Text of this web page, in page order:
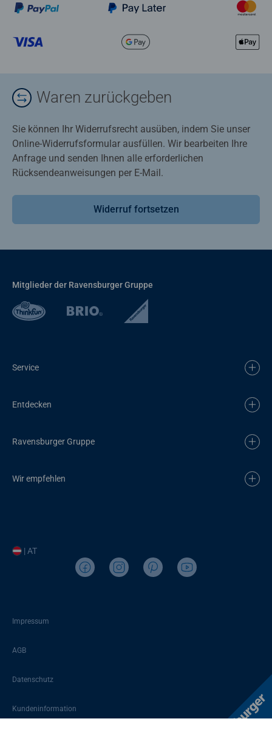
Waren zurückgeben
Sie können Ihr Widerrufsrecht ausüben, indem Sie unser
Online-Widerrufsformular ausfüllen. Wir bearbeiten Ihre
Anfrage und senden Ihnen alle erforderlichen
Rücksendeanweisungen per E-Mail.
Widerruf fortsetzen
Mitglieder der Ravensburger Gruppe
Service
Entdecken
Ravensburger Gruppe
Wir empfehlen
| AT
Impressum
AGB
Datenschutz
Kundeninformation